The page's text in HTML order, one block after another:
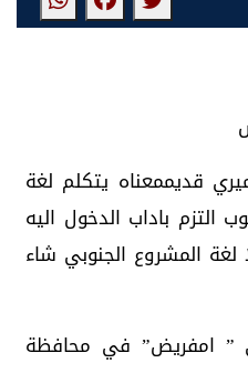
قديممعناه يتكلم لغة
التزم باداب الدخول اليه
المشروع الجنوبي شاء
” امفريض” في محافظة